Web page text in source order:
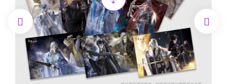
 